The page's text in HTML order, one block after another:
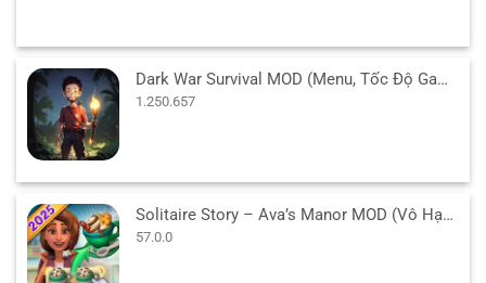
Dark War Survival MOD (Menu, Tốc Độ Game) v1.250.657 APK
1.250.657
Solitaire Story – Ava’s Manor MOD (Vô Hạn Sao) v57.0.0 APK
57.0.0